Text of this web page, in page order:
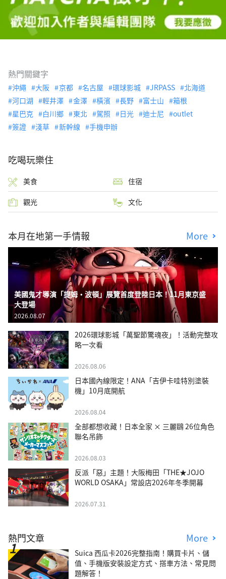
熱門關鍵字
沖繩 大阪 京都 名古屋 環球影城 JRPASS
北海道
河口湖
輕井澤 金澤 橫濱 長野 富士山
箱根
星巴克
白川鄉 東北 駕照 日光 迪士尼
outlet
簽證
淺草 新幹線 手機申辦
吃喝玩樂住
美食 住宿
觀光 文化
本月在地第一手情報 More
美國鬼才導演「提姆・波頓」展覽首度登陸日本！11月東京盛
大登場
2026.08.07
2026環球影城「萬聖節驚魂夜」！活動完整攻
略一次看
2026.08.06
日本國內線限定！ANA「吉伊卡哇特別塗裝
機」10月底開航
2026.08.04
全部都想收藏！日本全家 × 三麗鷗 26位角色
聯名吊飾
2026.08.03
反派「惡」主題！大阪梅田「THE★JOJO
WORLD OSAKA」常設店2026年冬季開幕
2026.07.31
熱門文章 More
Suica 西瓜卡2026完整指南！購買卡片、儲
值、手機版安裝設定方式、搭車方法、常見問
題解答！